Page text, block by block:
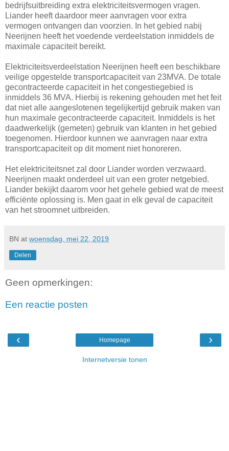
bedrijfsuitbreiding extra elektriciteitsvermogen vragen.
Liander heeft daardoor meer aanvragen voor extra
vermogen ontvangen dan voorzien. In het gebied nabij
Neerijnen heeft het voedende verdeelstation inmiddels de
maximale capaciteit bereikt.
Elektriciteitsverdeelstation Neerijnen heeft een beschikbare
veilige opgestelde transportcapaciteit van 23MVA. De totale
gecontracteerde capaciteit in het congestiegebied is
inmiddels 36 MVA. Hierbij is rekening gehouden met het feit
dat niet alle aangeslotenen tegelijkertijd gebruik maken van
hun maximale gecontracteerde capaciteit. Inmiddels is het
daadwerkelijk (gemeten) gebruik van klanten in het gebied
toegenomen. Hierdoor kunnen we aanvragen naar extra
transportcapaciteit op dit moment niet honoreren.
Het elektriciteitsnet zal door Liander worden verzwaard.
Neerijnen maakt onderdeel uit van een groter netgebied.
Liander bekijkt daarom voor het gehele gebied wat de meest
efficiënte oplossing is. Men gaat in elk geval de capaciteit
van het stroomnet uitbreiden.
BN at woensdag, mei 22, 2019
Delen
Geen opmerkingen:
Een reactie posten
‹ ›
Homepage
Internetversie tonen